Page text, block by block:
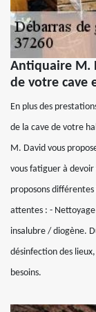
Antiquaire M.
de votre cave
En plus des
de la cave de votre
M. David vous
vous fatiguer à devoir
proposons
attentes : -
insalubre / diogène.
désinfection des
besoins.